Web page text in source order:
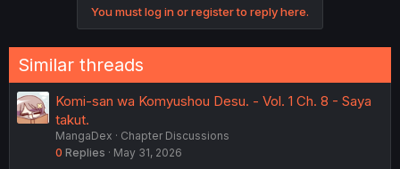
You must log in or register to reply here.
Similar threads
Komi-san wa Komyushou Desu. - Vol. 1 Ch. 8 - Saya
takut.
MangaDex
Chapter Discussions
0 Replies May 31, 2026